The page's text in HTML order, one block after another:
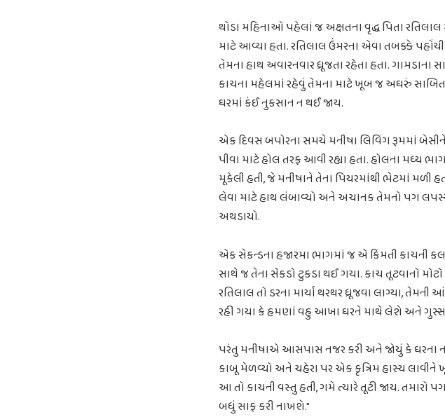
થોડા મહિનાઓ પહેલાં જ અક્ષતના વૃદ્ધ પિતા
માટે આવ્યા હતા. રતિલાલ ઉંમરના એવા તબક્કે
તેમના હાથ અવારનવાર ધ્રૂજતા રહેતા હતા.
કાચના મહેલમાં રહેવું તેમના માટે ખૂબ જ અઘરું
ઘરમાં કંઈ નુકસાન ન થઈ જાય.
એક દિવસ બપોરના સમયે મનીષા લિવિંગ રૂમમાં
પીવા માટે હોલ તરફ આવી રહ્યા હતા. હોલના મધ્ય
મૂકેલી હતી, જે મનીષાને તેના પિયરમાંથી ભેટમાં મળી
લેવા માટે હાથ લંબાવ્યો અને અચાનક તેમનો પગ
અથડાયો.
એક સેકન્ડના હજારમા ભાગમાં જ એ કિંમતી કાચની
સાથે જ તેના સેંકડો ટુકડા થઈ ગયા. કાચ તૂટવાનો
રતિલાલ તો ડરના માર્યા થરથર ધ્રૂજવા લાગ્યા,
રહી ગયા કે હમણાં વહુ આખા ઘરને માથે લેશે અને
પરંતુ મનીષાએ આસપાસ નજર કરી અને જોયું કે ઘરના
કાબૂ મેળવ્યો અને ચહેરા પર એક કૃત્રિમ હાસ્ય લાવીને
આ તો કાચની વસ્તુ હતી, ગમે ત્યારે તૂટી જાય.
બધું સાફ કરી નાખશે."